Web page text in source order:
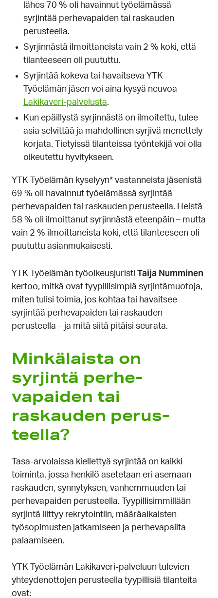
lähes 70 % oli havainnut työelämässä
syrjintää perhevapaiden tai raskauden
perusteella.
Syrjinnästä ilmoittaneista vain 2 % koki, että
tilanteeseen oli puututtu.
Syrjintää kokeva tai havaitseva YTK
Työelämän jäsen voi aina kysyä neuvoa
Lakikaveri-palvelusta.
Kun epäillystä syrjinnästä on ilmoitettu, tulee
asia selvittää ja mahdollinen syrjivä menettely
korjata. Tietyissä tilanteissa työntekijä voi olla
oikeutettu hyvitykseen.
YTK Työelämän kyselyyn* vastanneista jäsenistä
69 % oli havainnut työelämässä syrjintää
perhevapaiden tai raskauden perusteella. Heistä
58 % oli ilmoittanut syrjinnästä eteenpäin – mutta
vain 2 % ilmoittaneista koki, että tilanteeseen oli
puututtu asianmukaisesti.
YTK Työelämän työoikeusjuristi Taija Numminen
kertoo, mitkä ovat tyypillisimpiä syrjintämuotoja,
miten tulisi toimia, jos kohtaa tai havaitsee
syrjintää perhevapaiden tai raskauden
perusteella – ja mitä siitä pitäisi seurata.
Minkä­laista on
syrjintä perhe­
vapaiden tai
raskauden perus­
teella?
Tasa-arvolaissa kiellettyä syrjintää on kaikki
toiminta, jossa henkilö asetetaan eri asemaan
raskauden, synnytyksen, vanhemmuuden tai
perhevapaiden perusteella. Tyypillisimmillään
syrjintä liittyy rekrytointiin, määräaikaisten
työsopimusten jatkamiseen ja perhevapailta
palaamiseen.
YTK Työelämän Lakikaveri-palveluun tulevien
yhteydenottojen perusteella tyypillisiä tilanteita
ovat: